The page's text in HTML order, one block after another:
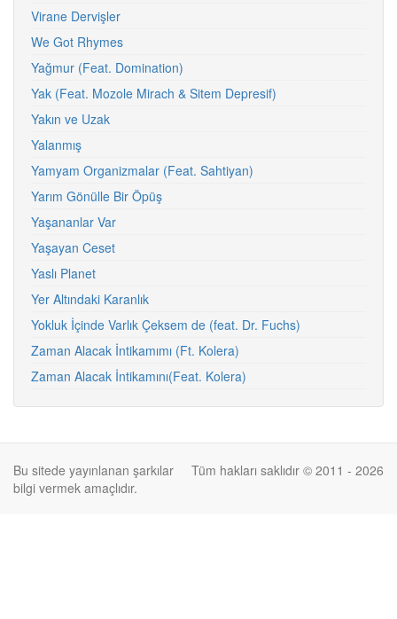
Virane Dervişler
We Got Rhymes
Yağmur (Feat. Domination)
Yak (Feat. Mozole Mirach & Sitem Depresif)
Yakın ve Uzak
Yalanmış
Yamyam Organizmalar (Feat. Sahtiyan)
Yarım Gönülle Bir Öpüş
Yaşananlar Var
Yaşayan Ceset
Yaslı Planet
Yer Altındaki Karanlık
Yokluk İçinde Varlık Çeksem de (feat. Dr. Fuchs)
Zaman Alacak İntikamımı (Ft. Kolera)
Zaman Alacak İntikamını(Feat. Kolera)
Tüm hakları saklıdır © 2011 - 2026
Bu sitede yayınlanan şarkılar
bilgi vermek amaçlıdır.